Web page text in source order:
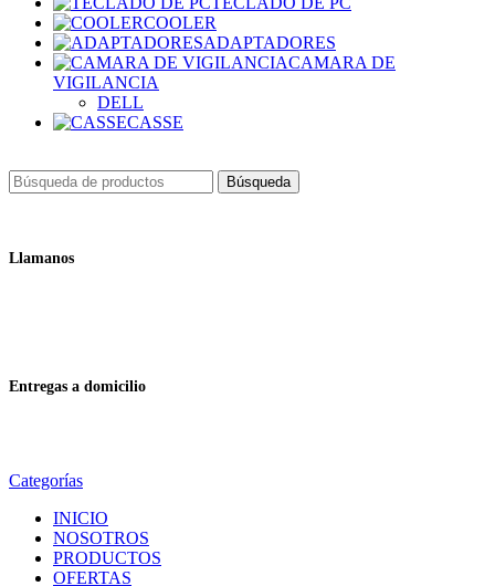
COOLER
ADAPTADORES
CAMARA DE
VIGILANCIA
DELL
CASSE
Búsqueda
Llamanos
Entregas a domicilio
Categorías
INICIO
NOSOTROS
PRODUCTOS
OFERTAS